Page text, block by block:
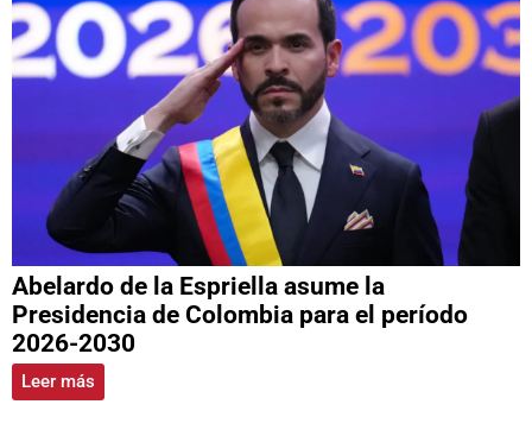
Abelardo de la Espriella asume la
Presidencia de Colombia para el período
2026-2030
Leer más